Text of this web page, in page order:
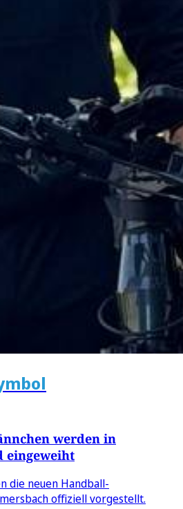
werden in
eingeweiht
die neuen Handball-
offiziell vorgestellt.